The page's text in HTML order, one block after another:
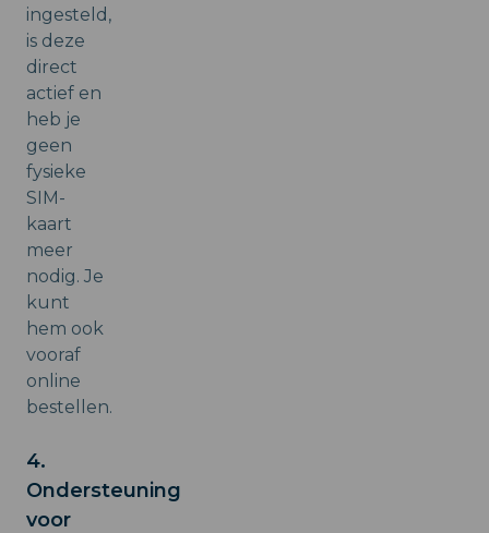
ingesteld,
is deze
direct
actief en
heb je
geen
fysieke
SIM-
kaart
meer
nodig. Je
kunt
hem ook
vooraf
online
bestellen.
4.
Ondersteuning
voor